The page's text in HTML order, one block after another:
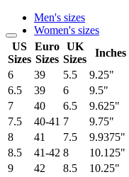
Men's sizes
Women's sizes
US
Sizes
Euro
Sizes
UK
Sizes
Inches
6
39 5.5 9.25"
6.5
39 6 9.5"
7
40 6.5 9.625"
7.5
40-41 7 9.75"
8
41 7.5 9.9375"
8.5
41-42 8 10.125"
9
42 8.5 10.25"